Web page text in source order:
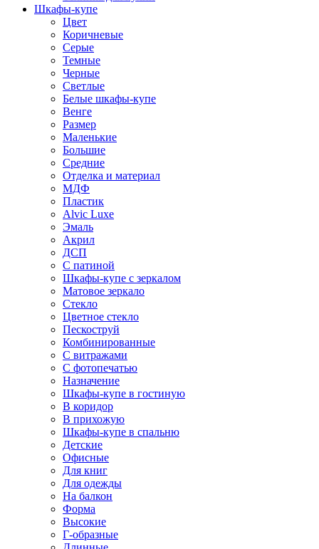
Шкафы-купе
Цвет
Коричневые
Серые
Темные
Черные
Светлые
Белые шкафы-купе
Венге
Размер
Маленькие
Большие
Средние
Отделка и материал
МДФ
Пластик
Alvic Luxe
Эмаль
Акрил
ДСП
С патиной
Шкафы-купе с зеркалом
Матовое зеркало
Стекло
Цветное стекло
Пескоструй
Комбинированные
С витражами
С фотопечатью
Назначение
Шкафы-купе в гостиную
В коридор
В прихожую
Шкафы-купе в спальню
Детские
Офисные
Для книг
Для одежды
На балкон
Форма
Высокие
Г-образные